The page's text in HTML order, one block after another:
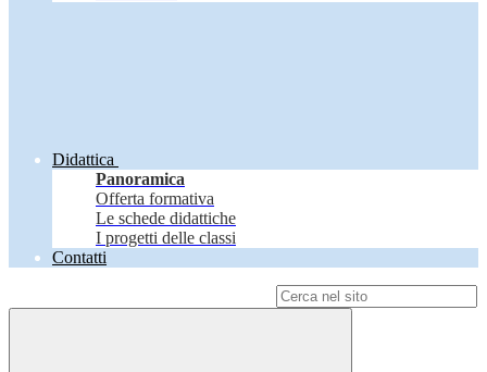
Didattica
Panoramica
Offerta formativa
Le schede didattiche
I progetti delle classi
Contatti